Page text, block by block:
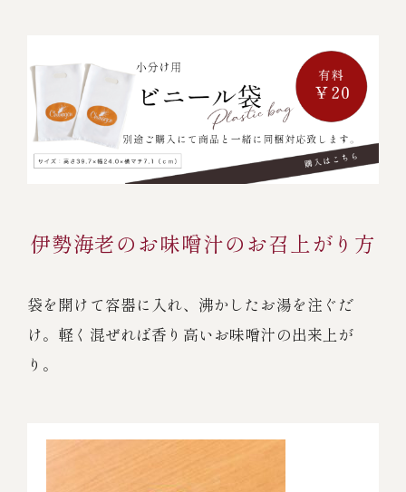
伊勢海老のお味噌汁のお召上がり方
袋を開けて容器に入れ、沸かしたお湯を注ぐだ
け。 軽く混ぜれば香り高いお味噌汁の出来上が
り。